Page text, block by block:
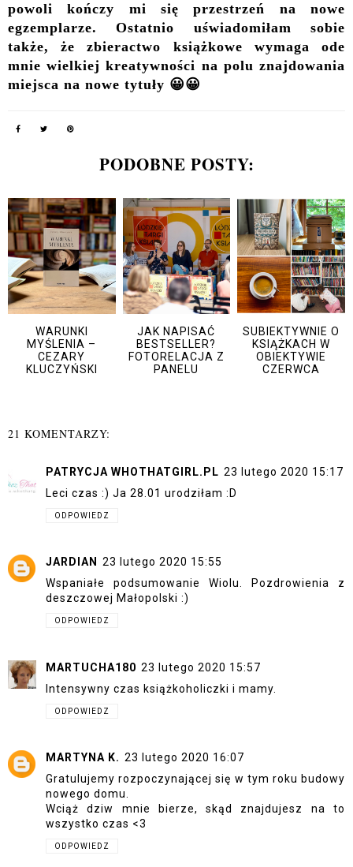
powoli kończy mi się przestrzeń na nowe
egzemplarze. Ostatnio uświadomiłam sobie
także, że zbieractwo książkowe wymaga ode
mnie wielkiej kreatywności na polu znajdowania
miejsca na nowe tytuły 😀😀
PODOBNE POSTY:
WARUNKI
MYŚLENIA –
CEZARY
KLUCZYŃSKI
JAK NAPISAĆ
BESTSELLER?
FOTORELACJA Z
PANELU
SUBIEKTYWNIE O
KSIĄŻKACH W
OBIEKTYWIE
CZERWCA
21 KOMENTARZY:
PATRYCJA WHOTHATGIRL.PL 23 lutego 2020 15:17
Leci czas :) Ja 28.01 urodziłam :D
ODPOWIEDZ
JARDIAN
23 lutego 2020 15:55
Wspaniałe podsumowanie Wiolu. Pozdrowienia z
deszczowej Małopolski :)
ODPOWIEDZ
MARTUCHA180 23 lutego 2020 15:57
Intensywny czas książkoholiczki i mamy.
ODPOWIEDZ
MARTYNA K. 23 lutego 2020 16:07
Gratulujemy rozpoczynającej się w tym roku budowy
nowego domu.
Wciąż dziw mnie bierze, skąd znajdujesz na to
wszystko czas <3
ODPOWIEDZ